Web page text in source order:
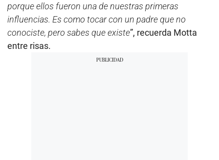
porque ellos fueron una de nuestras primeras
influencias. Es como tocar con un padre que no
conociste, pero sabes que existe”, recuerda Motta
entre risas.